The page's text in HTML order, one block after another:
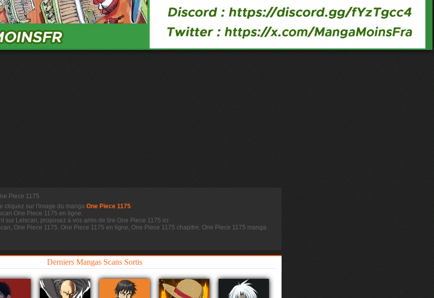
Piece 1175
cliquez sur l'image du manga One Piece 1175.
One Piece 1175 en ligne.
sur Lelscan, proposez à vos amis de lire One Piece 1175 ici
One Piece 1175, One Piece 1175 en ligne, One Piece 1175 chapitre, One Piece 1175 manga
Derniers Mangas Scans Sortis